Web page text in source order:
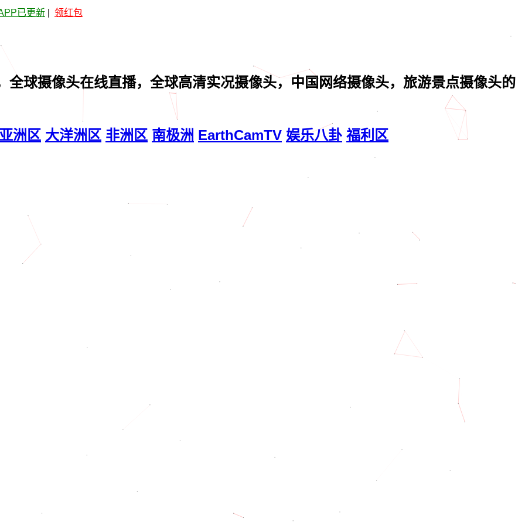
已更新 领红包
全球摄像头在线直播，全球高清实况摄像头，中国网络摄像头，旅游景点摄像头的
洲区 大洋洲区 非洲区 南极洲 EarthCamTV 娱乐八卦 福利区